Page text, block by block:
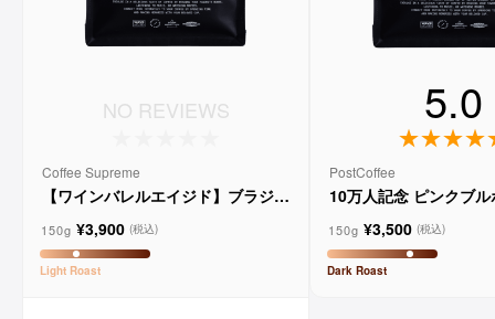
NO REVIEWS
Coffee Supreme
【ワインバレルエイジド】ブラジル
ョ
150g ¥3,900 (税込)
Light Roast
5.0
PostCoffee
10万人記念 ピンクブ
150g ¥3,500 (税込)
Dark Roast